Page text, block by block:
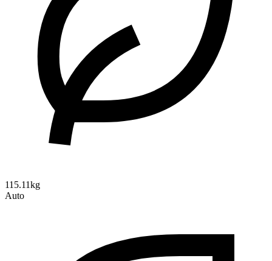
115.11kg
Auto